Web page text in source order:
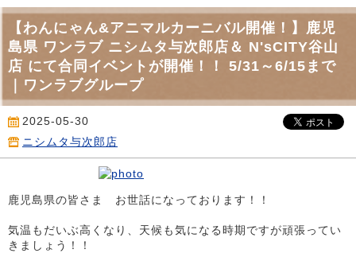
【わんにゃん&アニマルカーニバル開催！】鹿児
島県 ワンラブ ニシムタ与次郎店＆ N'sCITY谷山
店 にて合同イベントが開催！！ 5/31～6/15まで
｜ワンラブグループ
2025-05-30
ニシムタ与次郎店
鹿児島県の皆さま お世話になっております！！
気温もだいぶ高くなり、天候も気になる時期ですが頑張ってい
きましょう！！